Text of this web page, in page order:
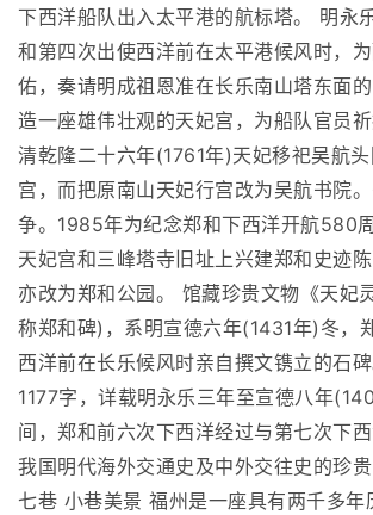
下西洋船队出入太平港的航标塔。 明永
和第四次出使西洋前在太平港候风时，
佑，奏请明成祖恩准在长乐南山塔东面
造一座雄伟壮观的天妃宫，为船队官员祈
清乾隆二十六年(1761年)天妃移祀吴航
宫，而把原南山天妃行宫改为吴航书院
争。1985年为纪念郑和下西洋开航580
天妃宫和三峰塔寺旧址上兴建郑和史迹
亦改为郑和公园。 馆藏珍贵文物《天妃
称郑和碑)，系明宣德六年(1431年)冬，
西洋前在长乐候风时亲自撰文镌立的石
1177字，详载明永乐三年至宣德八年
间，郑和前六次下西洋经过与第七次下
我国明代海外交通史及中外交往史的珍
七巷 小巷美景 福州是一座具有两千多年